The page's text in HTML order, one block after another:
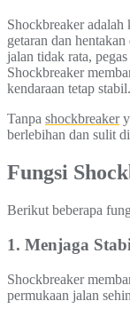
Shockbreaker adalah
getaran dan
jalan tidak rata,
Shockbreaker
kendaraan tetap stabil.
Tanpa shockbreaker
berlebihan dan sulit
Fungsi
Berikut beberapa
1. Menjaga
Shockbreaker
permukaan jalan